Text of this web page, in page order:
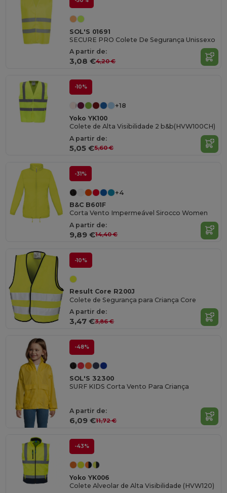
SOL'S 01691
SECURE PRO Colete De Segurança Unissexo
A partir de:
3,08 €4,20 €
-10%
+18
Yoko YK100
Colete de Alta Visibilidade 2 b&b(HVW100CH)
A partir de:
5,05 €5,60 €
-31%
+4
B&C B601F
Corta Vento Impermeável Sirocco Women
A partir de:
9,89 €14,40 €
-10%
Result Core R200J
Colete de Segurança para Criança Core
A partir de:
3,47 €3,86 €
-48%
SOL'S 32300
SURF KIDS Corta Vento Para Criança
A partir de:
6,09 €11,72 €
-43%
Yoko YK006
Colete Alveolar de Alta Visibilidade (HVW120)